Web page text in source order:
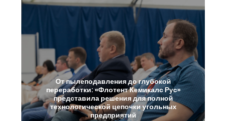
Отпылеподавлениядоглубокой
переработки:«ФлотентКемикалсРус»
представила решениядляполной
технологическойцепочкиугольных
предприятий